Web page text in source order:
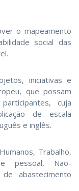
o mapeamento
social das
iniciativas e
que possam
cuja
de escala
e inglês.
Trabalho,
pessoal, Não-
de abastecimento